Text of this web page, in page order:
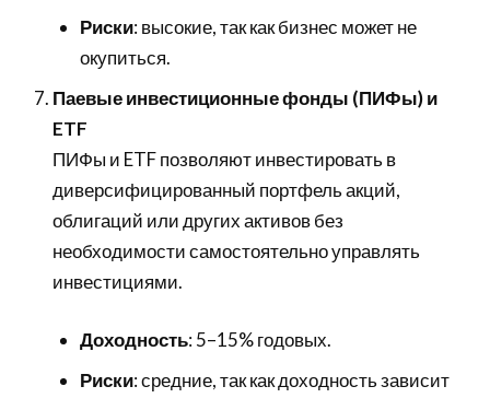
Риски: высокие, так как бизнес может не
окупиться.
Паевые инвестиционные фонды (ПИФы) и
ETF
ПИФы и ETF позволяют инвестировать в
диверсифицированный портфель акций,
облигаций или других активов без
необходимости самостоятельно управлять
инвестициями.
Доходность: 5–15% годовых.
Риски: средние, так как доходность зависит